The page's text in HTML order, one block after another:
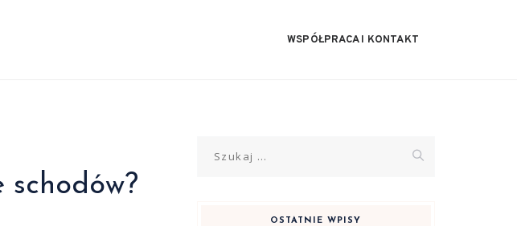
WSPÓŁPRACA I KONTAKT
schodów?
OSTATNIE WPISY